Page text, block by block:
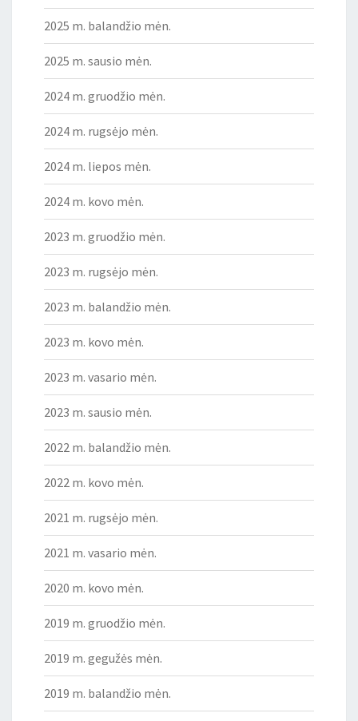
2025 m. balandžio mėn.
2025 m. sausio mėn.
2024 m. gruodžio mėn.
2024 m. rugsėjo mėn.
2024 m. liepos mėn.
2024 m. kovo mėn.
2023 m. gruodžio mėn.
2023 m. rugsėjo mėn.
2023 m. balandžio mėn.
2023 m. kovo mėn.
2023 m. vasario mėn.
2023 m. sausio mėn.
2022 m. balandžio mėn.
2022 m. kovo mėn.
2021 m. rugsėjo mėn.
2021 m. vasario mėn.
2020 m. kovo mėn.
2019 m. gruodžio mėn.
2019 m. gegužės mėn.
2019 m. balandžio mėn.